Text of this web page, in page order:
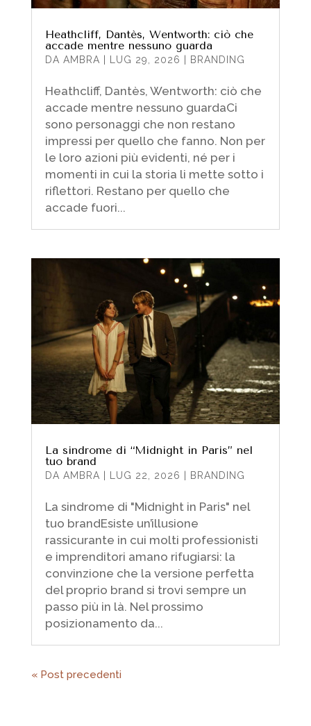
Heathcliff, Dantès, Wentworth: ciò che
accade mentre nessuno guarda
DA AMBRA LUG 29, 2026 BRANDING
Heathcliff, Dantès, Wentworth: ciò che
accade mentre nessuno guardaCi
sono personaggi che non restano
impressi per quello che fanno. Non per
le loro azioni più evidenti, né per i
momenti in cui la storia li mette sotto i
riflettori. Restano per quello che
accade fuori...
La sindrome di “Midnight in Paris” nel
tuo brand
DA AMBRA LUG 22, 2026 BRANDING
La sindrome di "Midnight in Paris" nel
tuo brandEsiste un’illusione
rassicurante in cui molti professionisti
e imprenditori amano rifugiarsi: la
convinzione che la versione perfetta
del proprio brand si trovi sempre un
passo più in là. Nel prossimo
posizionamento da...
« Post precedenti